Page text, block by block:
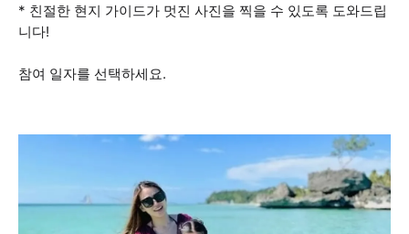
* 친절한 현지 가이드가 멋진 사진을 찍을 수 있도록 도와드립
니다!
참여 일자를 선택하세요.